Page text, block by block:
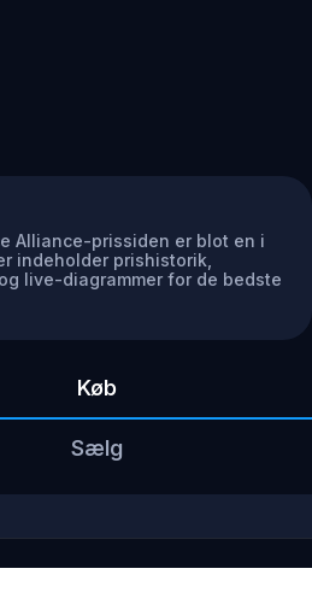
Alliance-prissiden er blot en i
indeholder prishistorik,
live-diagrammer for de bedste
Køb
Sælg